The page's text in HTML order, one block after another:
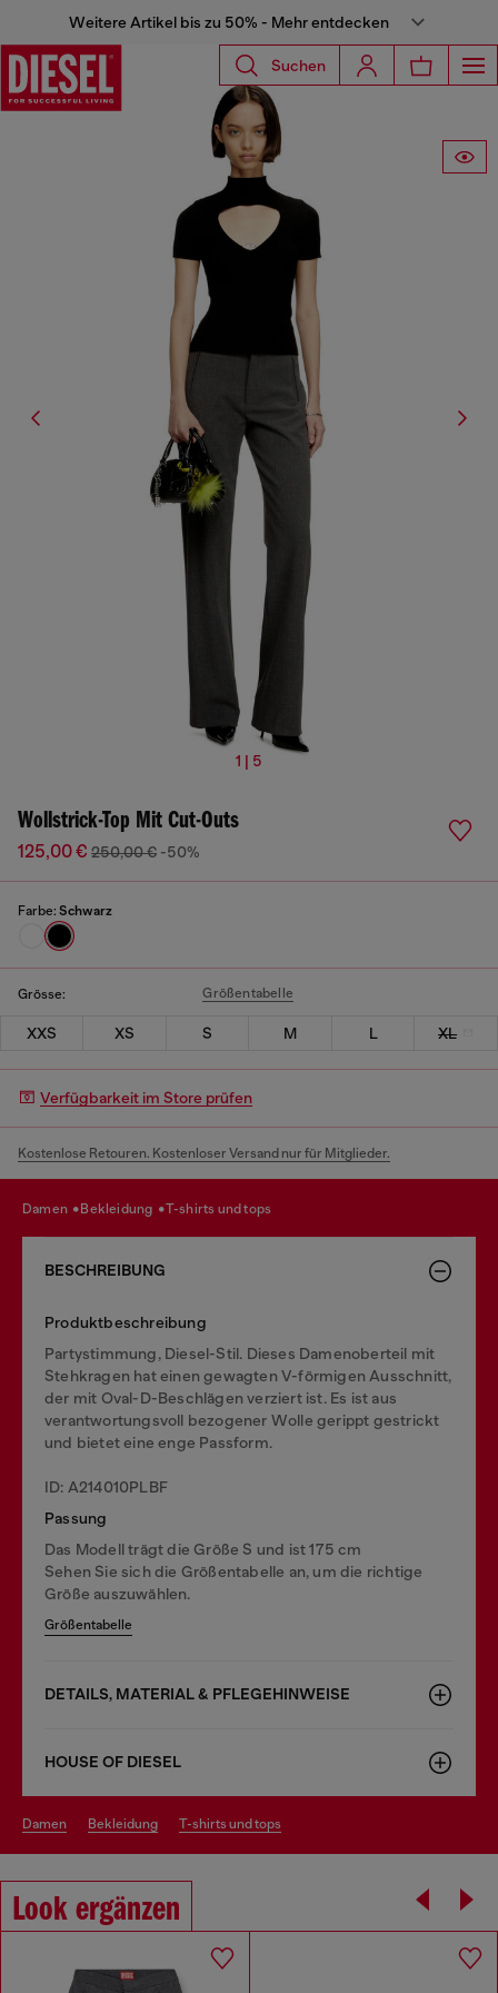
Weitere Artikel bis zu 50% - Mehr entdecken
Suchen
1 | 5
Wollstrick-Top Mit Cut-Outs
125,00 € 250,00 € -50%
Farbe: Schwarz
Grösse: Größentabelle
XXS XS S M L XL
Verfügbarkeit im Store prüfen
Kostenlose Retouren. Kostenloser Versand nur für Mitglieder.
damen bekleidung t-shirts und tops
BESCHREIBUNG
Produktbeschreibung
Partystimmung, Diesel-Stil. Dieses Damenoberteil mit
Stehkragen hat einen gewagten V-förmigen Ausschnitt,
der mit Oval-D-Beschlägen verziert ist. Es ist aus
verantwortungsvoll bezogener Wolle gerippt gestrickt
und bietet eine enge Passform.
ID: A214010PLBF
Passung
Das Modell trägt die Größe S und ist 175 cm
Sehen Sie sich die Größentabelle an, um die richtige
Größe auszuwählen.
Größentabelle
DETAILS, MATERIAL & PFLEGEHINWEISE
HOUSE OF DIESEL
damen bekleidung t-shirts und tops
Look ergänzen